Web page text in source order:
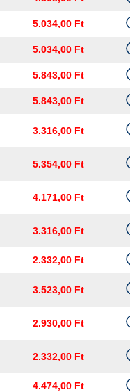
5.034,00 Ft
5.034,00 Ft
5.843,00 Ft
5.843,00 Ft
3.316,00 Ft
5.354,00 Ft
4.171,00 Ft
3.316,00 Ft
2.332,00 Ft
3.523,00 Ft
2.930,00 Ft
2.332,00 Ft
4.474,00 Ft